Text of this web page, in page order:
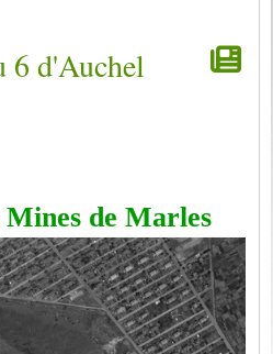
6 d'Auchel
de Marles